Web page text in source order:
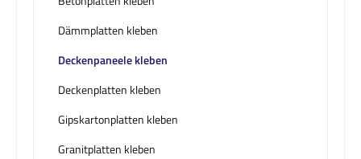
Dämmplatten kleben
Deckenpaneele kleben
Deckenplatten kleben
Gipskartonplatten kleben
Granitplatten kleben